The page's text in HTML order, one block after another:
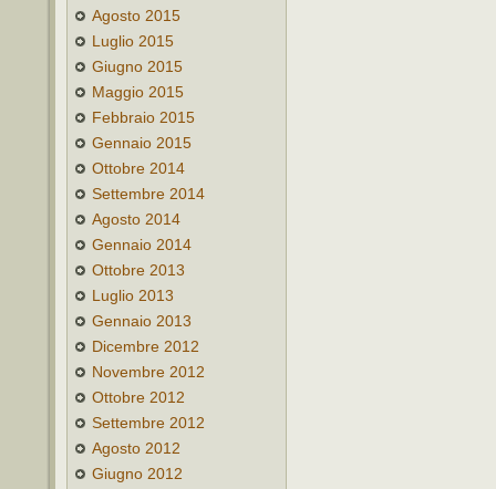
Agosto 2015
Luglio 2015
Giugno 2015
Maggio 2015
Febbraio 2015
Gennaio 2015
Ottobre 2014
Settembre 2014
Agosto 2014
Gennaio 2014
Ottobre 2013
Luglio 2013
Gennaio 2013
Dicembre 2012
Novembre 2012
Ottobre 2012
Settembre 2012
Agosto 2012
Giugno 2012